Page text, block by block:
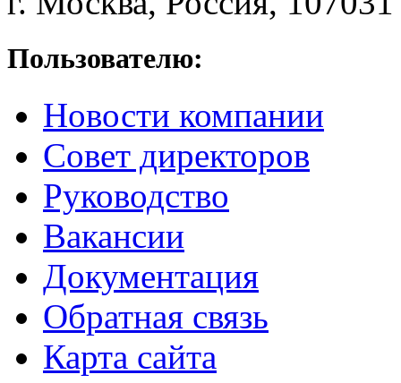
Пользователю:
Новости компании
Совет директоров
Руководство
Вакансии
Документация
Обратная связь
Карта сайта